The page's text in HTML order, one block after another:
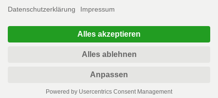
+49 7853 83 830
Katalog bestellen